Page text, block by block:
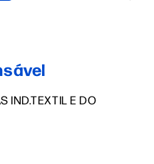
IND.TEXTIL E DO